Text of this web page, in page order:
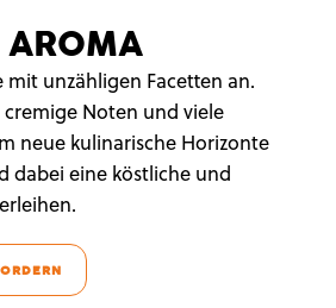
mit unzähligen Facetten an.
cremige Noten und viele
neue kulinarische Horizonte
dabei eine köstliche und